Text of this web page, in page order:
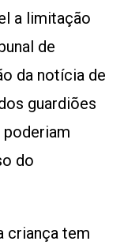
a limitação
de
da notícia de
guardiões
do
criança tem